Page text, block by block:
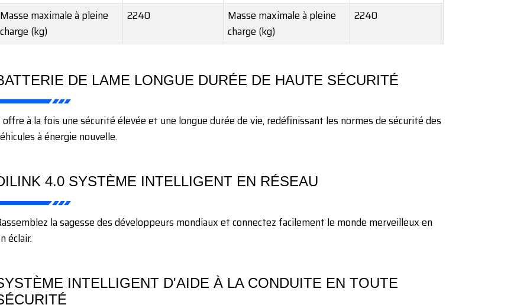
Masse maximale à pleine
charge (kg)
2240
Masse maximale à pleine
charge (kg)
2240
DE LAME LONGUE DURÉE DE HAUTE SÉCURITÉ
offre à la fois une sécurité élevée et une longue durée de vie, redéfinissant les normes de sécurité des
à énergie nouvelle.
4.0 SYSTÈME INTELLIGENT EN RÉSEAU
la sagesse des développeurs mondiaux et connectez facilement le monde merveilleux en
éclair.
INTELLIGENT D'AIDE À LA CONDUITE EN TOUTE